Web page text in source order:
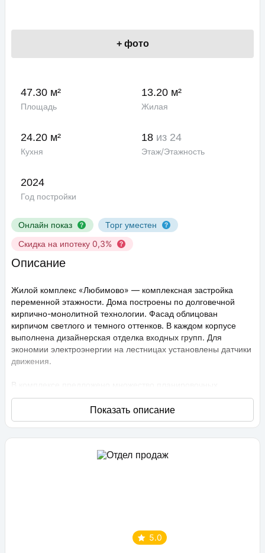
Онлайн показ
Торг уместен
Скидка на ипотеку 0,3%
+ фото
47.30 м²
Площадь
13.20 м²
Жилая
24.20 м²
Кухня
18 из 24
Этаж/Этажность
2024
Год постройки
Описание
Жилой комплекс «Любимово» — комплексная застройка
переменной этажности. Дома построены по долговечной
кирпично-монолитной технологии. Фасад облицован
кирпичом светлого и темного оттенков. В каждом корпусе
выполнена дизайнерская отделка входных групп. Для
экономии электроэнергии на лестницах установлены датчики
движения.
В комплексе предложено множество планировочных
решений: в наличии квартиры, как классического типа, так и
европланировки. Они сдаются с подчистовой отделкой,
высота потолков составляет 2,75 метра. В квартирах
расположены детские и спортивные площадки,
5.0